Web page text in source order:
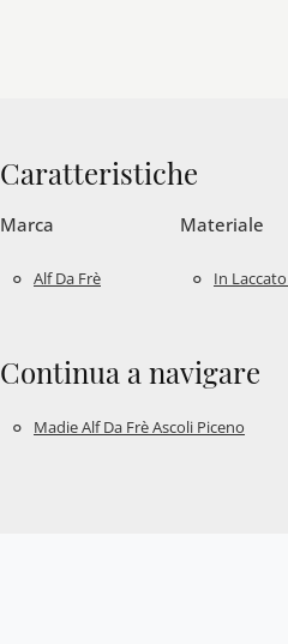
Caratteristiche
Marca
Alf Da Frè
Materiale
In
Continua a navigare
Madie Alf Da Frè Ascoli Piceno